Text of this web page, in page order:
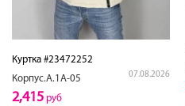
Куртка #23472252
Корпус.А.1А-05
07.08.2026
2,415 руб